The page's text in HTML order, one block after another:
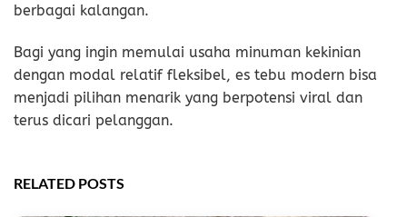
berbagai kalangan.
Bagi yang ingin memulai usaha minuman kekinian
dengan modal relatif fleksibel, es tebu modern bisa
menjadi pilihan menarik yang berpotensi viral dan
terus dicari pelanggan.
RELATED POSTS